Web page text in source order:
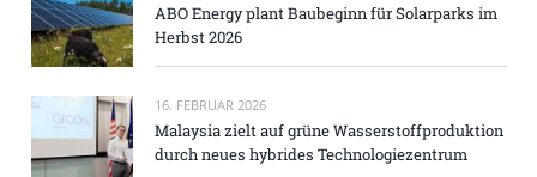
ABO Energy plant Baubeginn für Solarparks im
Herbst 2026
16. FEBRUAR 2026
Malaysia zielt auf grüne Wasserstoffproduktion
durch neues hybrides Technologiezentrum